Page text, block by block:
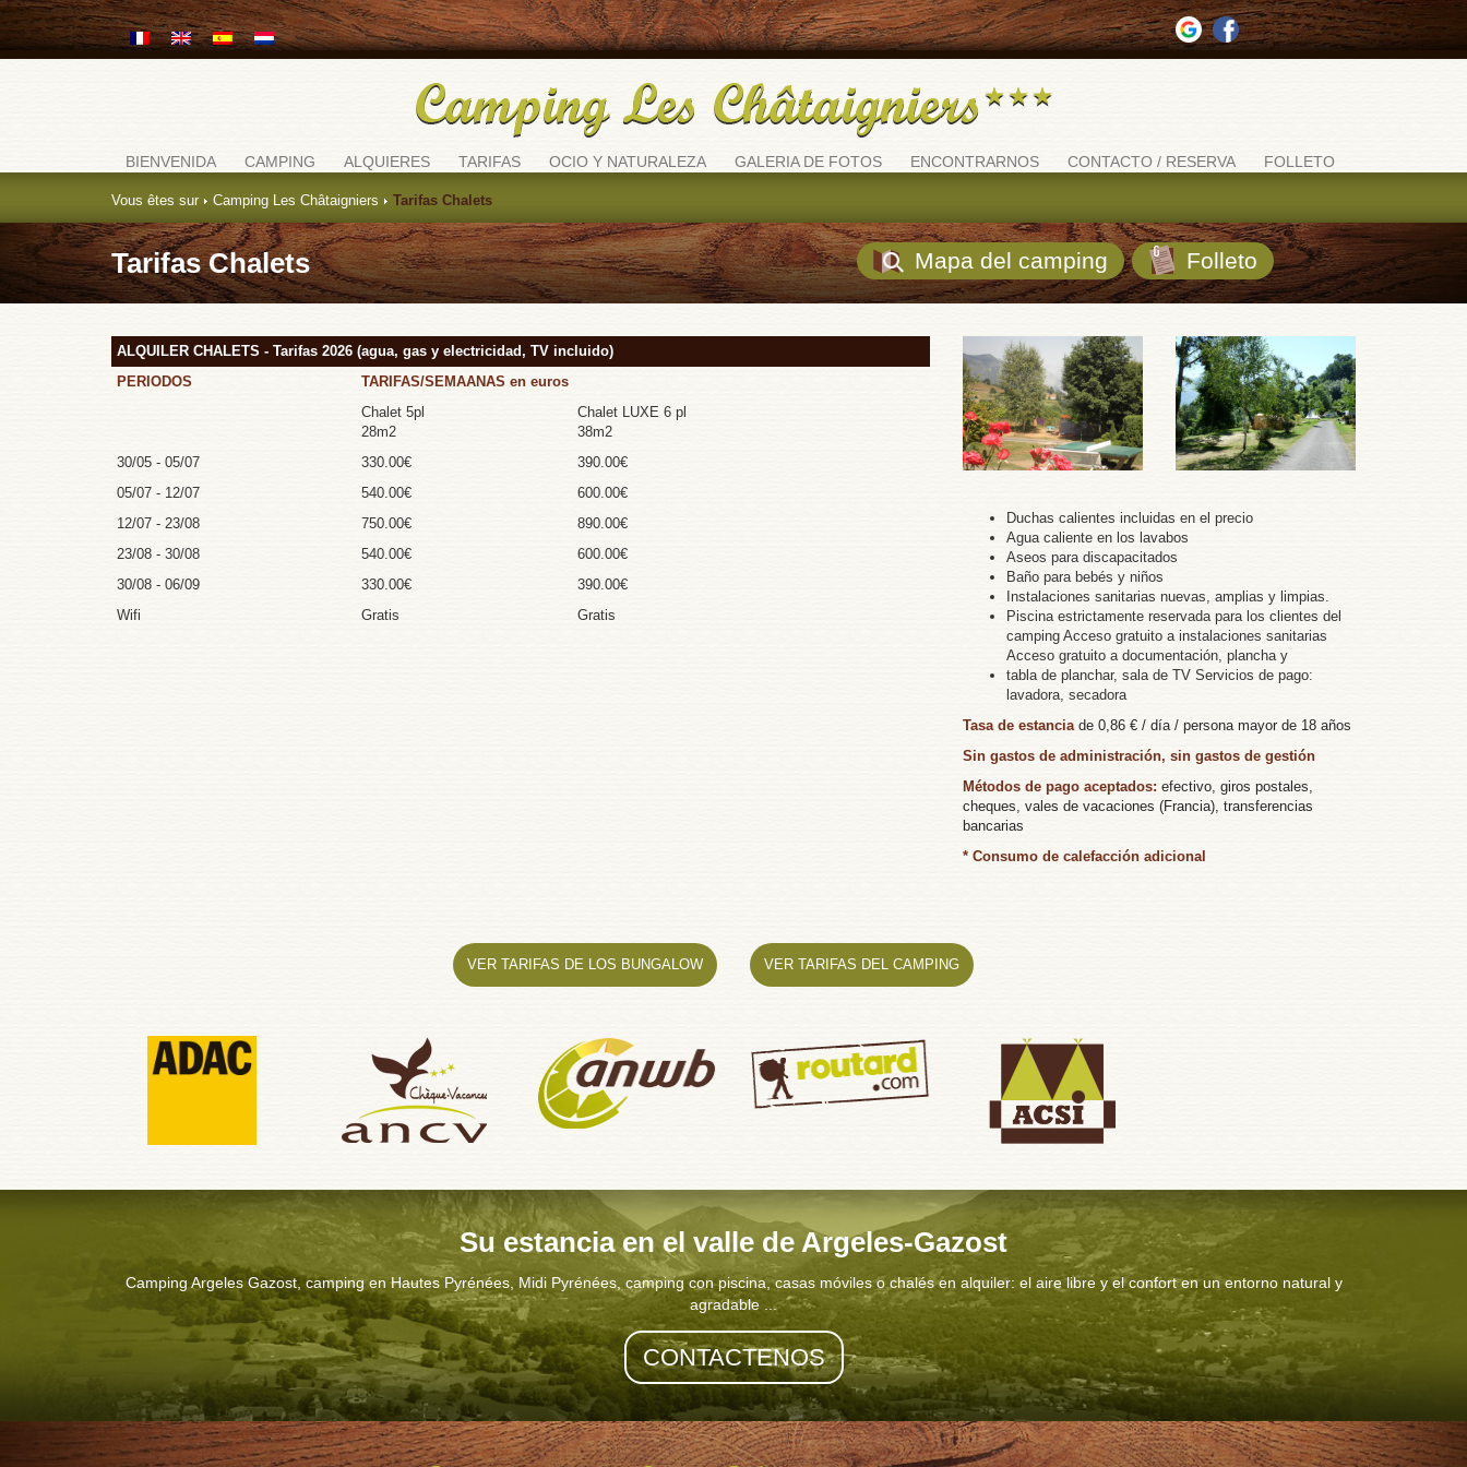
BIENVENIDA CAMPING ALQUIERES TARIFAS OCIO Y NATURALEZA GALERIA DE FOTOS ENCONTRARNOS CONTACTO / RESERVA FOLLETO
Vous êtes sur Camping Les Châtaigniers Tarifas Chalets
Tarifas Chalets Mapa del camping Folleto
ALQUILER CHALETS - Tarifas 2026 (agua, gas y electricidad, TV incluido)
PERIODOS
TARIFAS/SEMAANAS en euros
Chalet 5pl
28m2
Chalet LUXE 6 pl
38m2
30/05 - 05/07
330.00€
390.00€
05/07 - 12/07
540.00€
600.00€
12/07 - 23/08
750.00€
890.00€
23/08 - 30/08
540.00€
600.00€
30/08 - 06/09
330.00€
390.00€
Wifi
Gratis Gratis
Duchas calientes incluidas en el precio
Agua caliente en los lavabos
Aseos para discapacitados
Baño para bebés y niños
Instalaciones sanitarias nuevas, amplias y limpias.
Piscina estrictamente reservada para los clientes del
camping Acceso gratuito a instalaciones sanitarias
Acceso gratuito a documentación, plancha y
tabla de planchar, sala de TV Servicios de pago:
lavadora, secadora
Tasa de estanciade 0,86 € / día / persona mayor de 18 años
Sin gastos de administración, sin gastos de gestión
Métodos de pago aceptados: efectivo, giros postales,
cheques, vales de vacaciones (Francia), transferencias
bancarias
* Consumo de calefacción adicional
VER TARIFAS DE LOS BUNGALOW VER TARIFAS DEL CAMPING
Su estancia en el valle de Argeles-Gazost
Camping Argeles Gazost, camping en Hautes Pyrénées, Midi Pyrénées, camping con piscina, casas móviles o chalés en alquiler: el aire libre y el confort en un entorno natural y
agradable ...
CONTACTENOS